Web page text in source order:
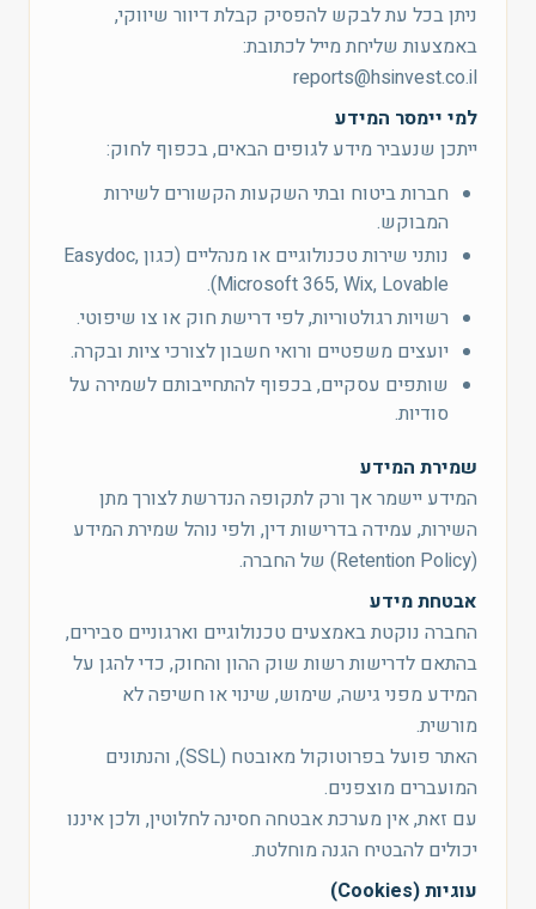
ניתן בכל עת לבקש להפסיק קבלת דיוור שיווקי,
באמצעות שליחת מייל לכתובת:
reports@hsinvest.co.il
למי יימסר המידע
ייתכן שנעביר מידע לגופים הבאים, בכפוף לחוק:
חברות ביטוח ובתי השקעות הקשורים לשירות
המבוקש.
נותני שירות טכנולוגיים או מנהליים (כגון Easydoc,
Microsoft 365, Wix, Lovable).
רשויות רגולטוריות, לפי דרישת חוק או צו שיפוטי.
יועצים משפטיים ורואי חשבון לצורכי ציות ובקרה.
שותפים עסקיים, בכפוף להתחייבותם לשמירה על
סודיות.
שמירת המידע
המידע יישמר אך ורק לתקופה הנדרשת לצורך מתן
השירות, עמידה בדרישות דין, ולפי נוהל שמירת המידע
(Retention Policy) של החברה.
אבטחת מידע
החברה נוקטת באמצעים טכנולוגיים וארגוניים סבירים,
בהתאם לדרישות רשות שוק ההון והחוק, כדי להגן על
המידע מפני גישה, שימוש, שינוי או חשיפה לא
מורשית.
האתר פועל בפרוטוקול מאובטח (SSL), והנתונים
המועברים מוצפנים.
עם זאת, אין מערכת אבטחה חסינה לחלוטין, ולכן איננו
יכולים להבטיח הגנה מוחלטת.
עוגיות (Cookies)